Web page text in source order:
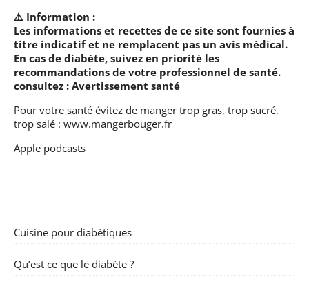
⚠️ Information :
Les informations et recettes de ce site sont fournies à
titre indicatif et ne remplacent pas un avis médical.
En cas de diabète, suivez en priorité les
recommandations de votre professionnel de santé.
consultez : Avertissement santé
Pour votre santé évitez de manger trop gras, trop sucré,
trop salé : www.mangerbouger.fr
Apple podcasts
Cuisine pour diabétiques
Qu’est ce que le diabète ?